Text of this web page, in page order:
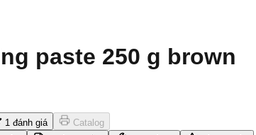
paste 250 g brown
1 đánh giá
Catalog